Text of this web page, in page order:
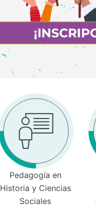
Pedagogía en
Historia y Ciencias
Sociales